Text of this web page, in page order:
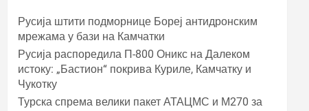
Русија штити подморнице Бореј антидронским
мрежама у бази на Камчатки
Русија распоредила П-800 Оникс на Далеком
истоку: „Бастион“ покрива Куриле, Камчатку и
Чукотку
Турска спрема велики пакет АТАЦМС и М270 за